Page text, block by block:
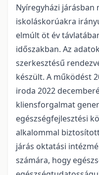
Nyíregyházi járásban
iskoláskorúakra
elmúlt öt év
időszakban. Az
szerkesztésű
készült. A működést
iroda 2022
kliensforgalmat
egészségfejlesztési
alkalommal
járás oktatási
számára, hogy